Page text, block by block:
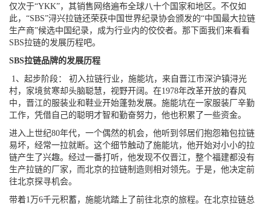
仅次于“YKK”，其销售网络遍布全球八十个国家和地区。不仅如
此，“SBS”浔兴拉链还荣获中国世界纪录协会颁发的“中国最大拉链
生产商”候选中国纪录，成为行业内的佼佼者。那下面我们来看看
SBS拉链的发展历程吧。
SBS拉链品牌的发展历程
1、起步阶段： 初入拉链行业，施能坑，来自晋江市深沪镇浔光
村，家境贫寒却头脑聪慧，视野开阔。在1978年改革开放的春风
中，晋江的服装业和鞋业开始蓬勃发展。施能坑在一家服装厂辛勤
工作，凭借自己的聪明才智和勤奋努力，他也积累了一些资金。
进入上世纪80年代，一个偶然的机会，他听到邻居们抱怨箱包拉链
易坏，经常一拉就断。这个细节触动了施能坑，他开始对小小的拉
链产生了兴趣。经过一番打听，他发现不仅晋江，整个福建都没有
生产拉链的厂家，而北京的拉链制造则相对领先。于是，他决定前
往北京探寻机会。
带着1万6千元积蓄，施能坑踏上了前往北京的旅程。在北京拉链总